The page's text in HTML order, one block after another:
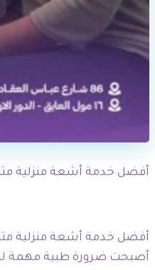
أفضل خدمة أشعة منزلية
أصبحت ضرورة طبية مهمة